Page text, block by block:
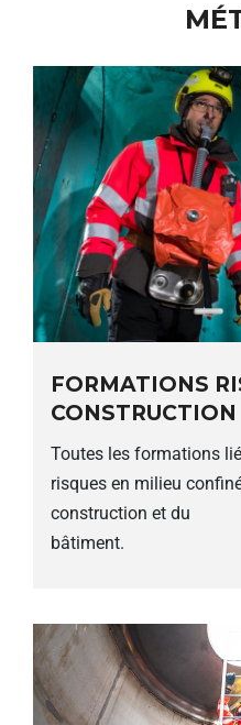
FORMATIONS
CONSTRUCTION
Toutes les formations
risques en milieu
construction et du
bâtiment.